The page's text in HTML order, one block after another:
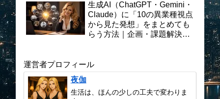
生成AI（ChatGPT・Gemini・
Claude）に「10の異業種視点
から見た発想」をまとめても
らう方法｜企画・課題解決に
運営者プロフィール
夜伽
生活は、ほんの少しの工夫で変わりま